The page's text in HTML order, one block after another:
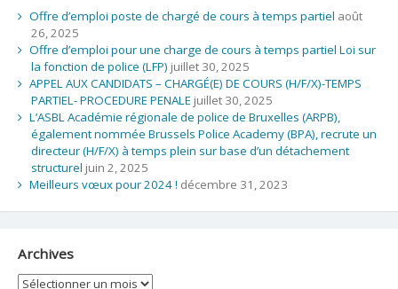
Offre d’emploi poste de chargé de cours à temps partiel août
26, 2025
Offre d’emploi pour une charge de cours à temps partiel Loi sur
la fonction de police (LFP) juillet 30, 2025
APPEL AUX CANDIDATS – CHARGÉ(E) DE COURS (H/F/X)-TEMPS
PARTIEL- PROCEDURE PENALE juillet 30, 2025
L’ASBL Académie régionale de police de Bruxelles (ARPB),
également nommée Brussels Police Academy (BPA), recrute un
directeur (H/F/X) à temps plein sur base d’un détachement
structurel juin 2, 2025
Meilleurs vœux pour 2024 ! décembre 31, 2023
Archives